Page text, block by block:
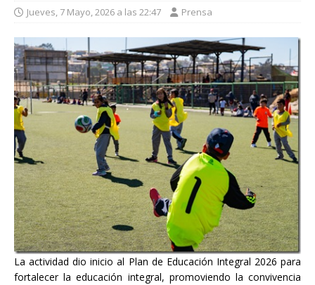
Jueves, 7 Mayo, 2026 a las 22:47 Prensa
La actividad dio inicio al Plan de Educación Integral 2026 para
fortalecer la educación integral, promoviendo la convivencia